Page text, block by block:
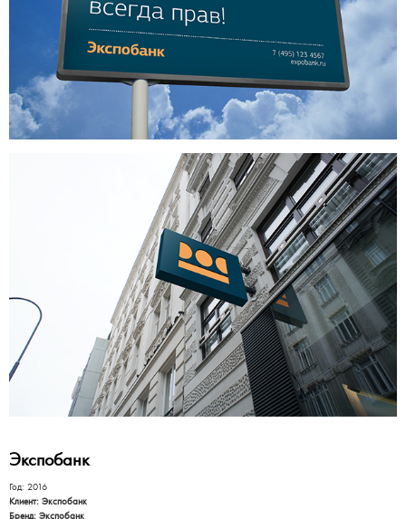
Экспобанк
Год: 2016
Клиент: Экспобанк
Бренд: Экспобанк